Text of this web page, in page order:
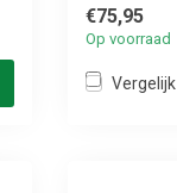
€75,95
Op voorraad
Vergelijk